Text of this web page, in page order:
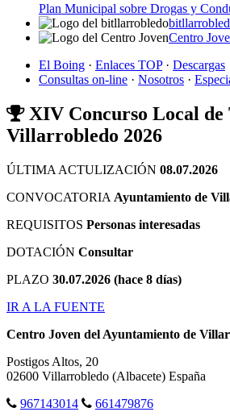
Plan Municipal sobre Drogas y
Centro
El Boing · Enlaces TOP· Descargas
Consultas on-line · Nosotros ·
XIV Concurso Local de
Villarrobledo 2026
ÚLTIMA ACTULIZACIÓN 08.07.2026
CONVOCATORIA Ayuntamiento de
REQUISITOS Personas interesadas
DOTACIÓN Consultar
PLAZO 30.07.2026 (hace 8 días)
IR A LA FUENTE
Centro Joven del Ayuntamiento de
Postigos Altos, 20
02600 Villarrobledo (Albacete) España
967143014
661479876